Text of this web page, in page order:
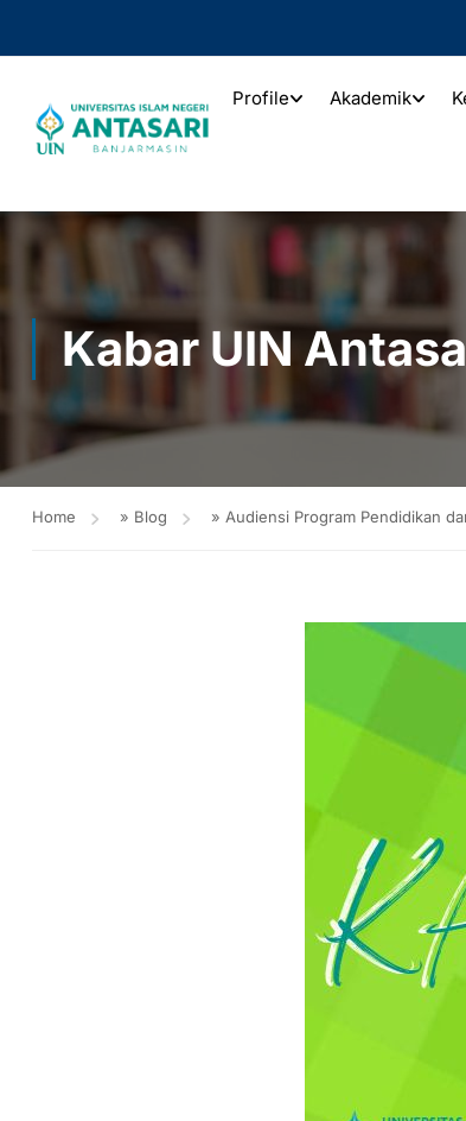
Profile Akademik
Kabar UIN
Home » Blog » Audiensi Program Pendidikan